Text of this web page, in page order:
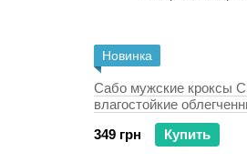
Новинка
Сабо мужские кроксы
влагостойкие
349 грн
Купить